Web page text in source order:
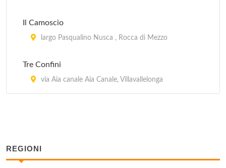
Il Camoscio
largo Pasqualino Nusca , Rocca di Mezzo
Tre Confini
via Aia canale Aia Canale, Villavallelonga
REGIONI